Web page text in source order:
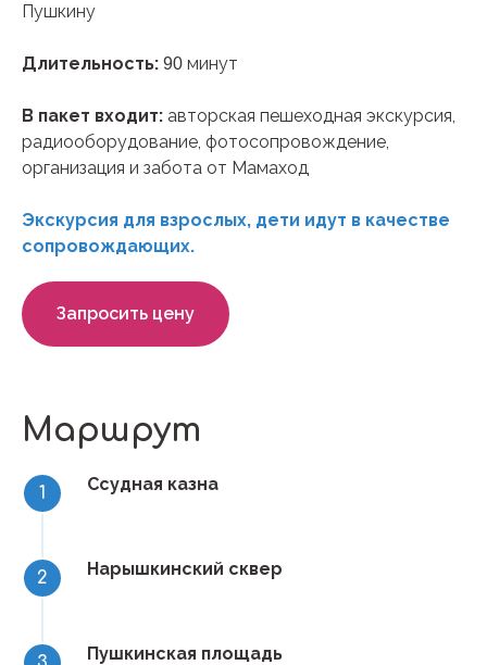
Пушкину
Длительность: 90 минут
В пакет входит: авторская пешеходная экскурсия,
радиооборудование, фотосопровождение,
организация и забота от Мамаход
Экскурсия для взрослых, дети идут в качестве
сопровождающих.
Запросить цену
Маршрут
Ссудная казна
Нарышкинский сквер
Пушкинская площадь